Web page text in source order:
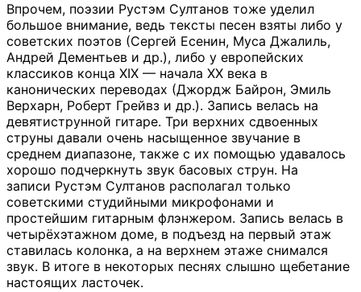
Впрочем, поэзии Рустэм Султанов тоже уделил
большое внимание, ведь тексты песен взяты либо у
советских поэтов (Сергей Есенин, Муса Джалиль,
Андрей Дементьев и др.), либо у европейских
классиков конца XIX — начала XX века в
канонических переводах (Джордж Байрон, Эмиль
Верхарн, Роберт Грейвз и др.). Запись велась на
девятиструнной гитаре. Три верхних сдвоенных
струны давали очень насыщенное звучание в
среднем диапазоне, также с их помощью удавалось
хорошо подчеркнуть звук басовых струн. На
записи Рустэм Султанов располагал только
советскими студийными микрофонами и
простейшим гитарным флэнжером. Запись велась в
четырёхэтажном доме, в подъезд на первый этаж
ставилась колонка, а на верхнем этаже снимался
звук. В итоге в некоторых песнях слышно щебетание
настоящих ласточек.